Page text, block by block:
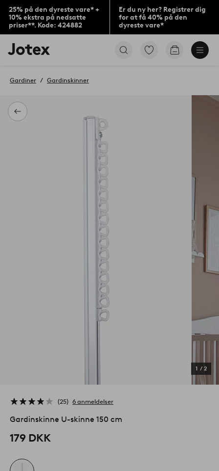
25% på den dyreste vare* +
10% ekstra på nedsatte
priser**. Kode: 424882
Er du ny her? Registrer dig
for at få 40% på den
dyreste vare*
Jotex
logo
til
Gå
Gå
Tilbage
Gardiner Gardinskinner
1 / 2
25 6 anmeldelser
Gardinskinne U-skinne 150 cm
179 DKK